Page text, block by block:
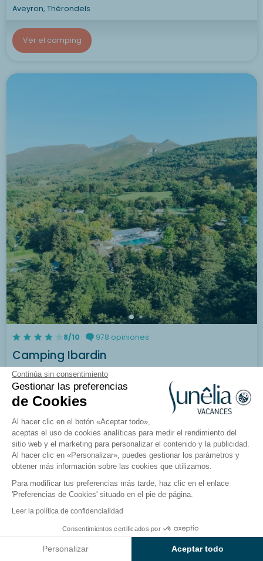
Continúa sin consentimiento
Gestionar las preferencias
de Cookies
Al hacer clic en el botón «Aceptar todo»,
aceptas el uso de cookies analíticas para medir el rendimiento del
sitio web y el marketing para personalizar el contenido y la publicidad.
Al hacer clic en «Personalizar», puedes gestionar los parámetros y
obtener más información sobre las cookies que utilizamos.
Para modificar tus preferencias más tarde, haz clic en el enlace
'Preferencias de Cookies' situado en el pie de página.
Leer la política de confidencialidad
Consentimientos certificados por
Personalizar Aceptar todo
Aveyron, Thérondels
Ver el camping
8/10 978 opiniones
Camping Ibardin
Urruña, País Vasco francés
Ver el camping
Ver resultados en el mapa